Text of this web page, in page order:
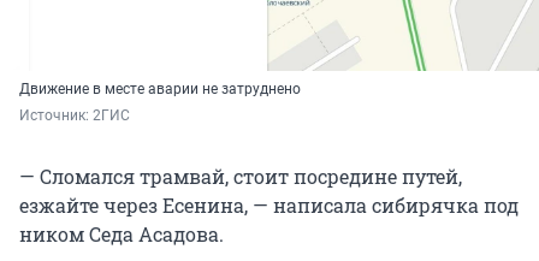
Движение в месте аварии не затруднено
Источник: 2ГИС
— Сломался трамвай, стоит посредине путей,
езжайте через Есенина, — написала сибирячка под
ником Седа Асадова.